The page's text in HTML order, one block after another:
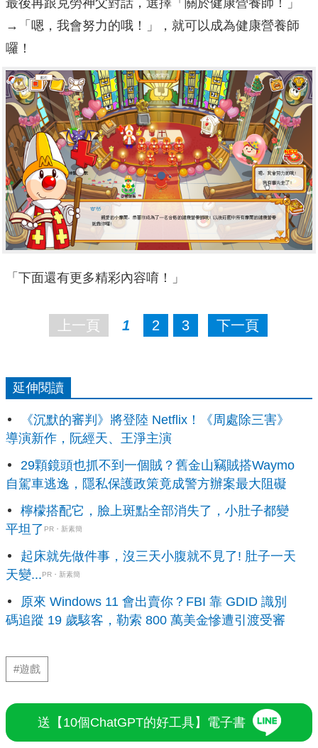
最後再跟克勞神父對話，選擇「關於健康營養師！」
→「嗯，我會努力的哦！」，就可以成為健康營養師
囉！
「下面還有更多精彩內容唷！」
上一頁 1 2 3 下一頁
延伸閱讀
《沉默的審判》將登陸 Netflix！《周處除三害》
導演新作，阮經天、王淨主演
29顆鏡頭也抓不到一個賊？舊金山竊賊搭Waymo
自駕車逃逸，隱私保護政策竟成警方辦案最大阻礙
檸檬搭配它，臉上斑點全部消失了，小肚子都變
平坦了 PR・新素簡
起床就先做件事，沒三天小腹就不見了! 肚子一天
天變...PR・新素簡
原來 Windows 11 會出賣你？FBI 靠 GDID 識別
碼追蹤 19 歲駭客，勒索 800 萬美金慘遭引渡受審
#遊戲
送【10個ChatGPT的好工具】電子書